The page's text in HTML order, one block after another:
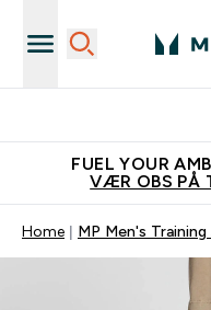
FUEL YOUR
VÆR OBS PÅ
Home MP Men's